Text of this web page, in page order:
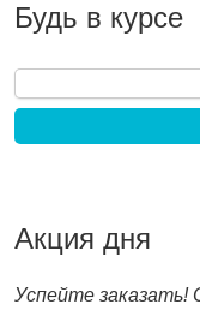
Будь в курсе
Акция дня
Успейте заказать!